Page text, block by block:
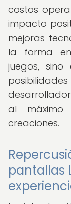
costos
impacto
mejoras
la forma
juegos,
al
creaciones.
pantallas